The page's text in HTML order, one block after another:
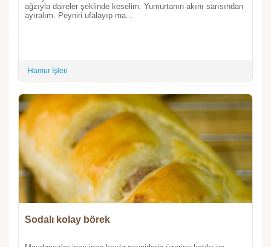
ağzıyla daireler şeklinde keselim. Yumurtanın akını sarısından
ayıralım. Peyniri ufalayıp ma...
Hamur İşleri
Sodalı kolay börek